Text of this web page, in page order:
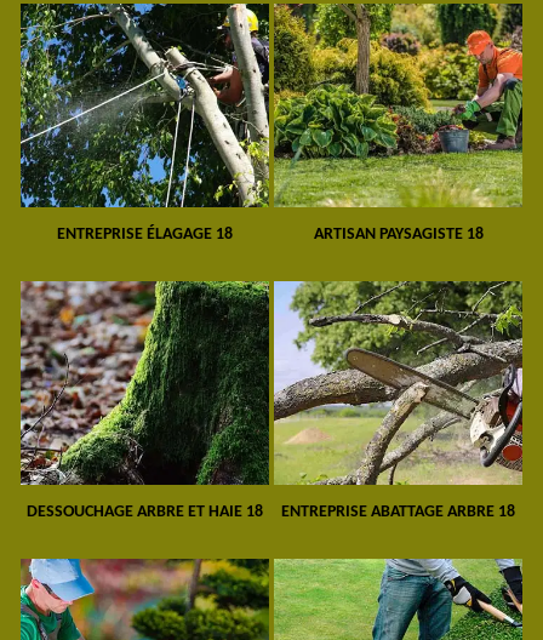
ENTREPRISE ÉLAGAGE 18 ARTISAN PAYSAGISTE 18
DESSOUCHAGE ARBRE ET HAIE 18 ENTREPRISE ABATTAGE ARBRE 18